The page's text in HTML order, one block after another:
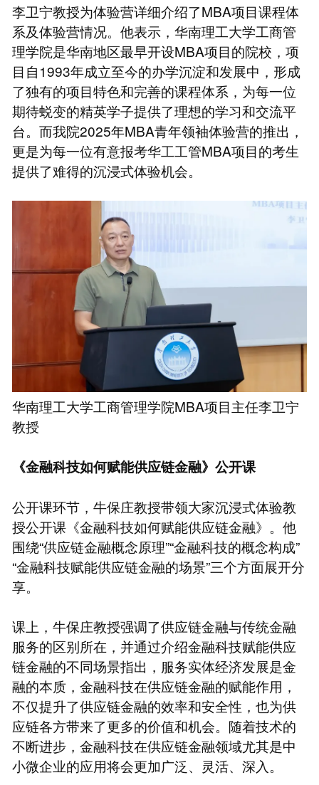
李卫宁教授为体验营详细介绍了MBA项目课程体
系及体验营情况。他表示，华南理工大学工商管
理学院是华南地区最早开设MBA项目的院校，项
目自1993年成立至今的办学沉淀和发展中，形成
了独有的项目特色和完善的课程体系，为每一位
期待蜕变的精英学子提供了理想的学习和交流平
台。而我院2025年MBA青年领袖体验营的推出，
更是为每一位有意报考华工工管MBA项目的考生
提供了难得的沉浸式体验机会。
华南理工大学工商管理学院MBA项目主任李卫宁
教授
《金融科技如何赋能供应链金融》公开课
公开课环节，牛保庄教授带领大家沉浸式体验教
授公开课《金融科技如何赋能供应链金融》。他
围绕“供应链金融概念原理”“金融科技的概念构成”
“金融科技赋能供应链金融的场景”三个方面展开分
享。
课上，牛保庄教授强调了供应链金融与传统金融
服务的区别所在，并通过介绍金融科技赋能供应
链金融的不同场景指出，服务实体经济发展是金
融的本质，金融科技在供应链金融的赋能作用，
不仅提升了供应链金融的效率和安全性，也为供
应链各方带来了更多的价值和机会。随着技术的
不断进步，金融科技在供应链金融领域尤其是中
小微企业的应用将会更加广泛、灵活、深入。